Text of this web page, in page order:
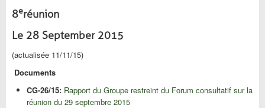
8eréunion
Le 28 September 2015
(actualisée 11/11/15)
Documents
CG-26/15: Rapport du Groupe restreint du Forum consultatif sur la
réunion du 29 septembre 2015